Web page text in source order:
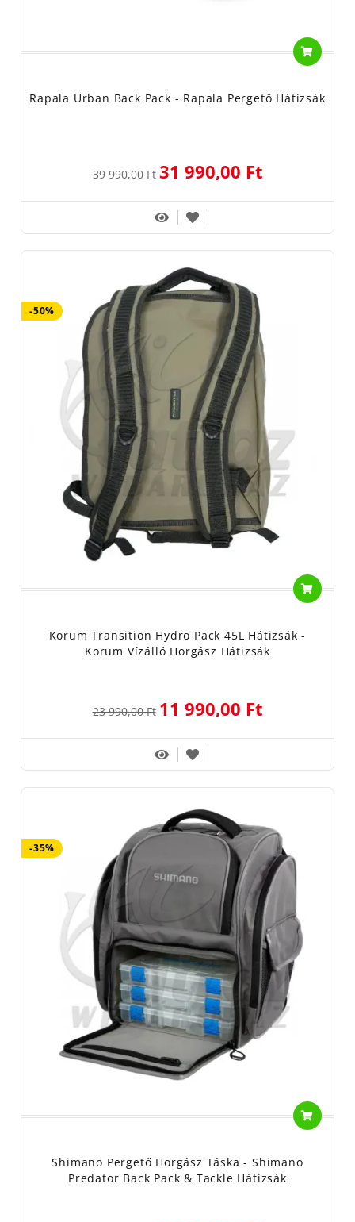
Rapala Urban Back Pack - Rapala Pergető Hátizsák
39 990,00 Ft 31 990,00 Ft
-50%
Korum Transition Hydro Pack 45L Hátizsák -
Korum Vízálló Horgász Hátizsák
23 990,00 Ft 11 990,00 Ft
-35%
Shimano Pergető Horgász Táska - Shimano
Predator Back Pack & Tackle Hátizsák